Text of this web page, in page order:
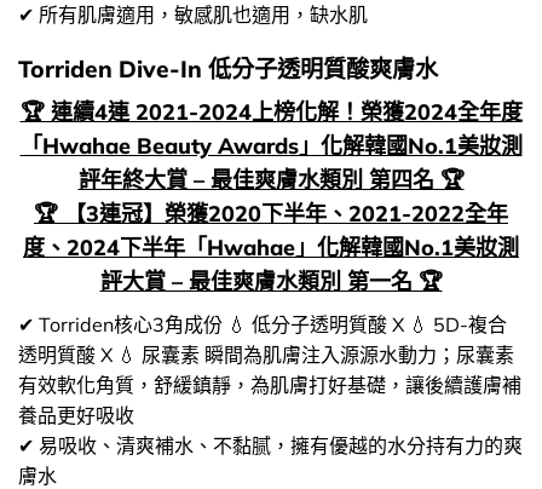
✔ 所有肌膚適用，敏感肌也適用，缺水肌
Torriden Dive-In 低分子透明質酸爽膚水
🏆 連續4連 2021-2024上榜化解！榮獲2024全年度
「Hwahae Beauty Awards」化解韓國No.1美妝測
評年終大賞 – 最佳爽膚水類別 第四名 🏆
🏆 【3連冠】榮獲2020下半年、2021-2022全年
度、2024下半年「Hwahae」化解韓國No.1美妝測
評大賞 – 最佳爽膚水類別 第一名 🏆
✔ Torriden核心3角成份 💧 低分子透明質酸 X 💧 5D-複合
透明質酸 X 💧 尿囊素 瞬間為肌膚注入源源水動力；尿囊素
有效軟化角質，舒緩鎮靜，為肌膚打好基礎，讓後續護膚補
養品更好吸收
✔ 易吸收、清爽補水、不黏腻，擁有優越的水分持有力的爽
膚水